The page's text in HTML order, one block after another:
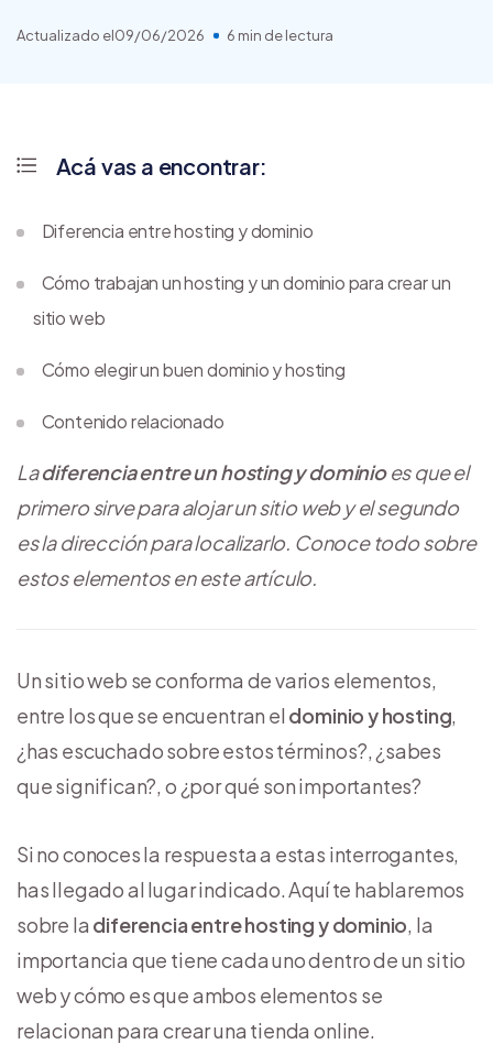
Actualizado el09/06/2026 6 min de lectura
Ladiferencia entre un hosting y dominioes que el
primero sirve para alojar un sitio web y el segundo
es la dirección para localizarlo. Conoce todo sobre
estos elementos en este artículo.
Un sitio web se conforma de varios elementos,
entre los que se encuentran el dominio y hosting,
¿has escuchado sobre estos términos?, ¿sabes
que significan?, o ¿por qué son importantes?
Si no conoces la respuesta a estas interrogantes,
has llegado al lugar indicado. Aquí te hablaremos
sobre la diferencia entre hosting y dominio, la
importancia que tiene cada uno dentro de un sitio
web y cómo es que ambos elementos se
relacionan para crear una tienda online.
Acá vas a encontrar:
Diferencia entre hosting y dominio
Cómo trabajan un hosting y un dominio para crear un
sitio web
Cómo elegir un buen dominio y hosting
Contenido relacionado